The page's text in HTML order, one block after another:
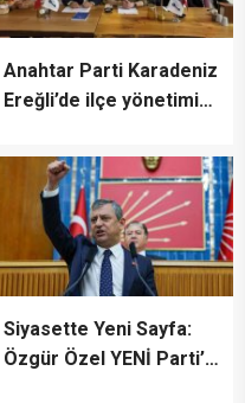
Anahtar Parti Karadeniz
Ereğli’de ilçe yönetimini
Siyasette Yeni Sayfa:
Özgür Özel YENİ Parti’yi